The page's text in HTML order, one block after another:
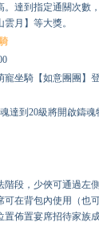
。達到指定通關次數
月】等大獎。
寵坐騎【如意團團】
達到20級將開啟鑄魂
階段，少俠可通過左
可在背包內使用（也
置佈置宴席招待家族